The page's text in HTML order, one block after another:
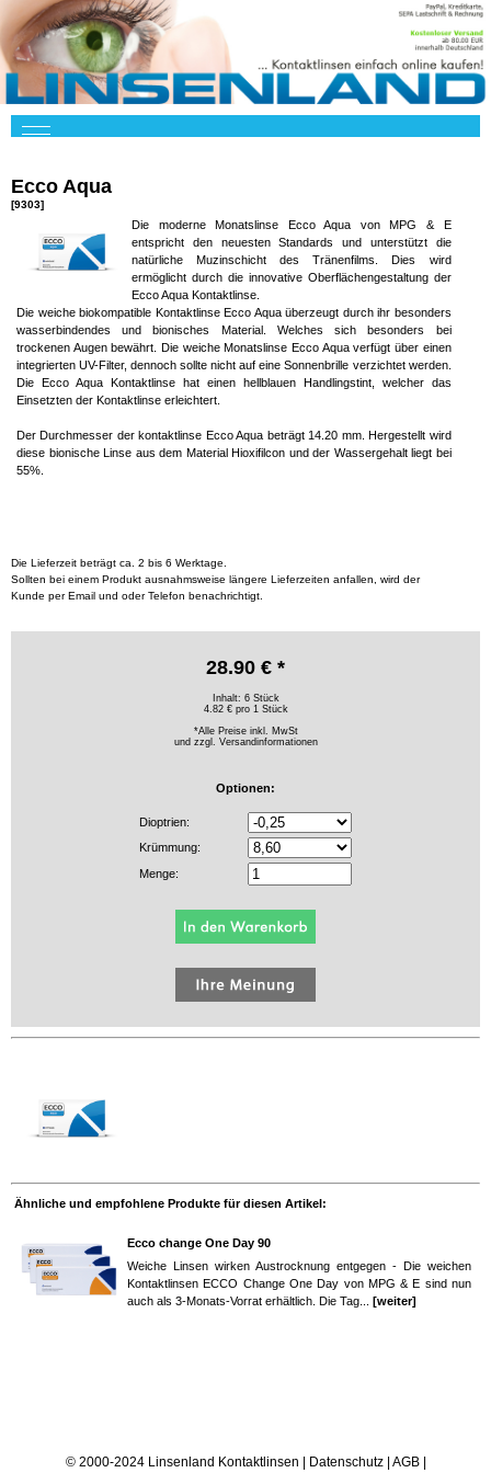
Ecco Aqua
[9303]
Die moderne Monatslinse Ecco Aqua von MPG & E
entspricht den neuesten Standards und unterstützt die
natürliche Muzinschicht des Tränenfilms. Dies wird
ermöglicht durch die innovative Oberflächengestaltung der
Ecco Aqua Kontaktlinse.
Die weiche biokompatible Kontaktlinse Ecco Aqua überzeugt durch ihr besonders
wasserbindendes und bionisches Material. Welches sich besonders bei
trockenen Augen bewährt. Die weiche Monatslinse Ecco Aqua verfügt über einen
integrierten UV-Filter, dennoch sollte nicht auf eine Sonnenbrille verzichtet werden.
Die Ecco Aqua Kontaktlinse hat einen hellblauen Handlingstint, welcher das
Einsetzten der Kontaktlinse erleichtert.
Der Durchmesser der kontaktlinse Ecco Aqua beträgt 14.20 mm. Hergestellt wird
diese bionische Linse aus dem Material Hioxifilcon und der Wassergehalt liegt bei
55%.
Die Lieferzeit beträgt ca. 2 bis 6 Werktage.
Sollten bei einem Produkt ausnahmsweise längere Lieferzeiten anfallen, wird der
Kunde per Email und oder Telefon benachrichtigt.
28.90 € *
Inhalt: 6 Stück
4.82 € pro 1 Stück
*Alle Preise inkl. MwSt
und zzgl. Versandinformationen
Optionen:
Dioptrien:
Krümmung:
Menge:
Ähnliche und empfohlene Produkte für diesen Artikel:
Ecco change One Day 90
Weiche Linsen wirken Austrocknung entgegen - Die weichen
Kontaktlinsen ECCO Change One Day von MPG & E sind nun
auch als 3-Monats-Vorrat erhältlich. Die Tag... [weiter]
© 2000-2024 Linsenland Kontaktlinsen | Datenschutz| AGB|